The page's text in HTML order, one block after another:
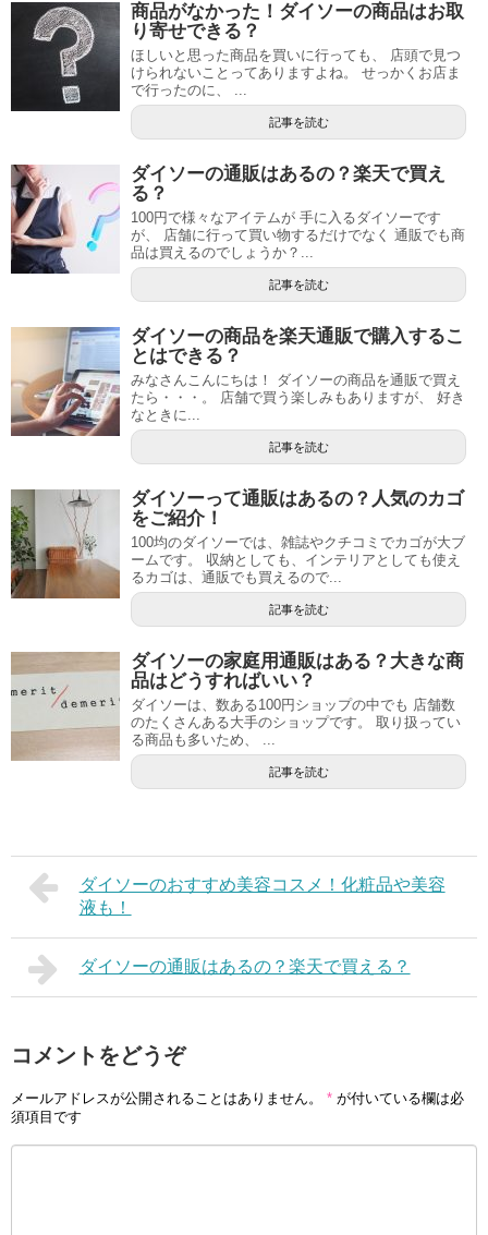
商品がなかった！ダイソーの商品はお取
り寄せできる？
ほしいと思った商品を買いに行っても、 店頭で見つ
けられないことってありますよね。 せっかくお店ま
で行ったのに、 ...
記事を読む
ダイソーの通販はあるの？楽天で買え
る？
100円で様々なアイテムが 手に入るダイソーです
が、 店舗に行って買い物するだけでなく 通販でも商
品は買えるのでしょうか？...
記事を読む
ダイソーの商品を楽天通販で購入するこ
とはできる？
みなさんこんにちは！ ダイソーの商品を通販で買え
たら・・・。 店舗で買う楽しみもありますが、 好き
なときに...
記事を読む
ダイソーって通販はあるの？人気のカゴ
をご紹介！
100均のダイソーでは、雑誌やクチコミでカゴが大ブ
ームです。 収納としても、インテリアとしても使え
るカゴは、通販でも買えるので...
記事を読む
ダイソーの家庭用通販はある？大きな商
品はどうすればいい？
ダイソーは、数ある100円ショップの中でも 店舗数
のたくさんある大手のショップです。 取り扱ってい
る商品も多いため、 ...
記事を読む
ダイソーのおすすめ美容コスメ！化粧品や美容
液も！
ダイソーの通販はあるの？楽天で買える？
コメントをどうぞ
メールアドレスが公開されることはありません。 * が付いている欄は必
須項目です